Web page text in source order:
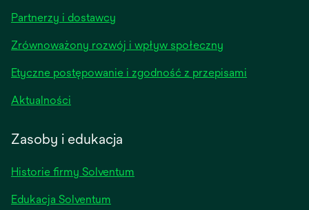
a
new
Partnerzy i dostawcy
Zrównoważony rozwój i wpływ społeczny
Etyczne postępowanie i zgodność z przepisami
Aktualności
tab
Zasoby i edukacja
Historie firmy Solventum
Edukacja Solventum